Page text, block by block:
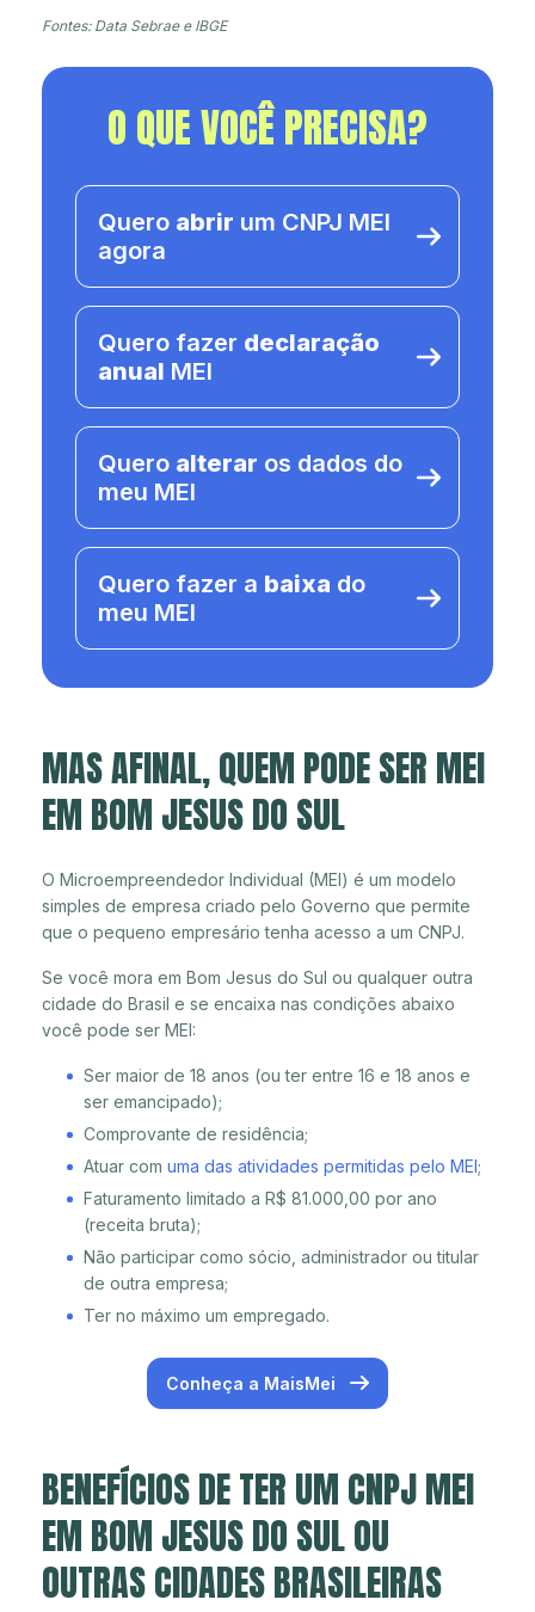
Fontes: Data Sebrae e IBGE
O QUE VOCÊ PRECISA?
Quero abrir um CNPJ MEI
agora
Quero fazer declaração
anual MEI
Quero alterar os dados do
meu MEI
Quero fazer a baixa do
meu MEI
MAS AFINAL, QUEM PODE SER MEI
EM BOM JESUS DO SUL
O Microempreendedor Individual (MEI) é um modelo
simples de empresa criado pelo Governo que permite
que o pequeno empresário tenha acesso a um CNPJ.
Se você mora em Bom Jesus do Sul ou qualquer outra
cidade do Brasil e se encaixa nas condições abaixo
você pode ser MEI:
Ser maior de 18 anos (ou ter entre 16 e 18 anos e
ser emancipado);
Comprovante de residência;
Atuar com uma das atividades permitidas pelo MEI;
Faturamento limitado a R$ 81.000,00 por ano
(receita bruta);
Não participar como sócio, administrador ou titular
de outra empresa;
Ter no máximo um empregado.
Conheça a MaisMei
BENEFÍCIOS DE TER UM CNPJ MEI
EM BOM JESUS DO SUL OU
OUTRAS CIDADES BRASILEIRAS